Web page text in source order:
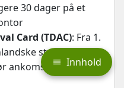
30 dager på et
Card (TDAC): Fra 1.
statsborgere
ankomst (innen tre
Innhold